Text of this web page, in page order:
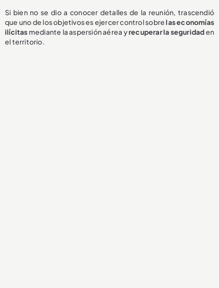
Si bien no se dio a conocer detalles de la reunión, trascendió
que uno de los objetivos es ejercer control sobrelas economías
ilícitas mediante la aspersión aérea yrecuperar la seguridaden
el territorio.